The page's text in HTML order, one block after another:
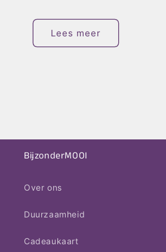
Lees meer
BijzonderMOOI
Over ons
Duurzaamheid
Cadeaukaart